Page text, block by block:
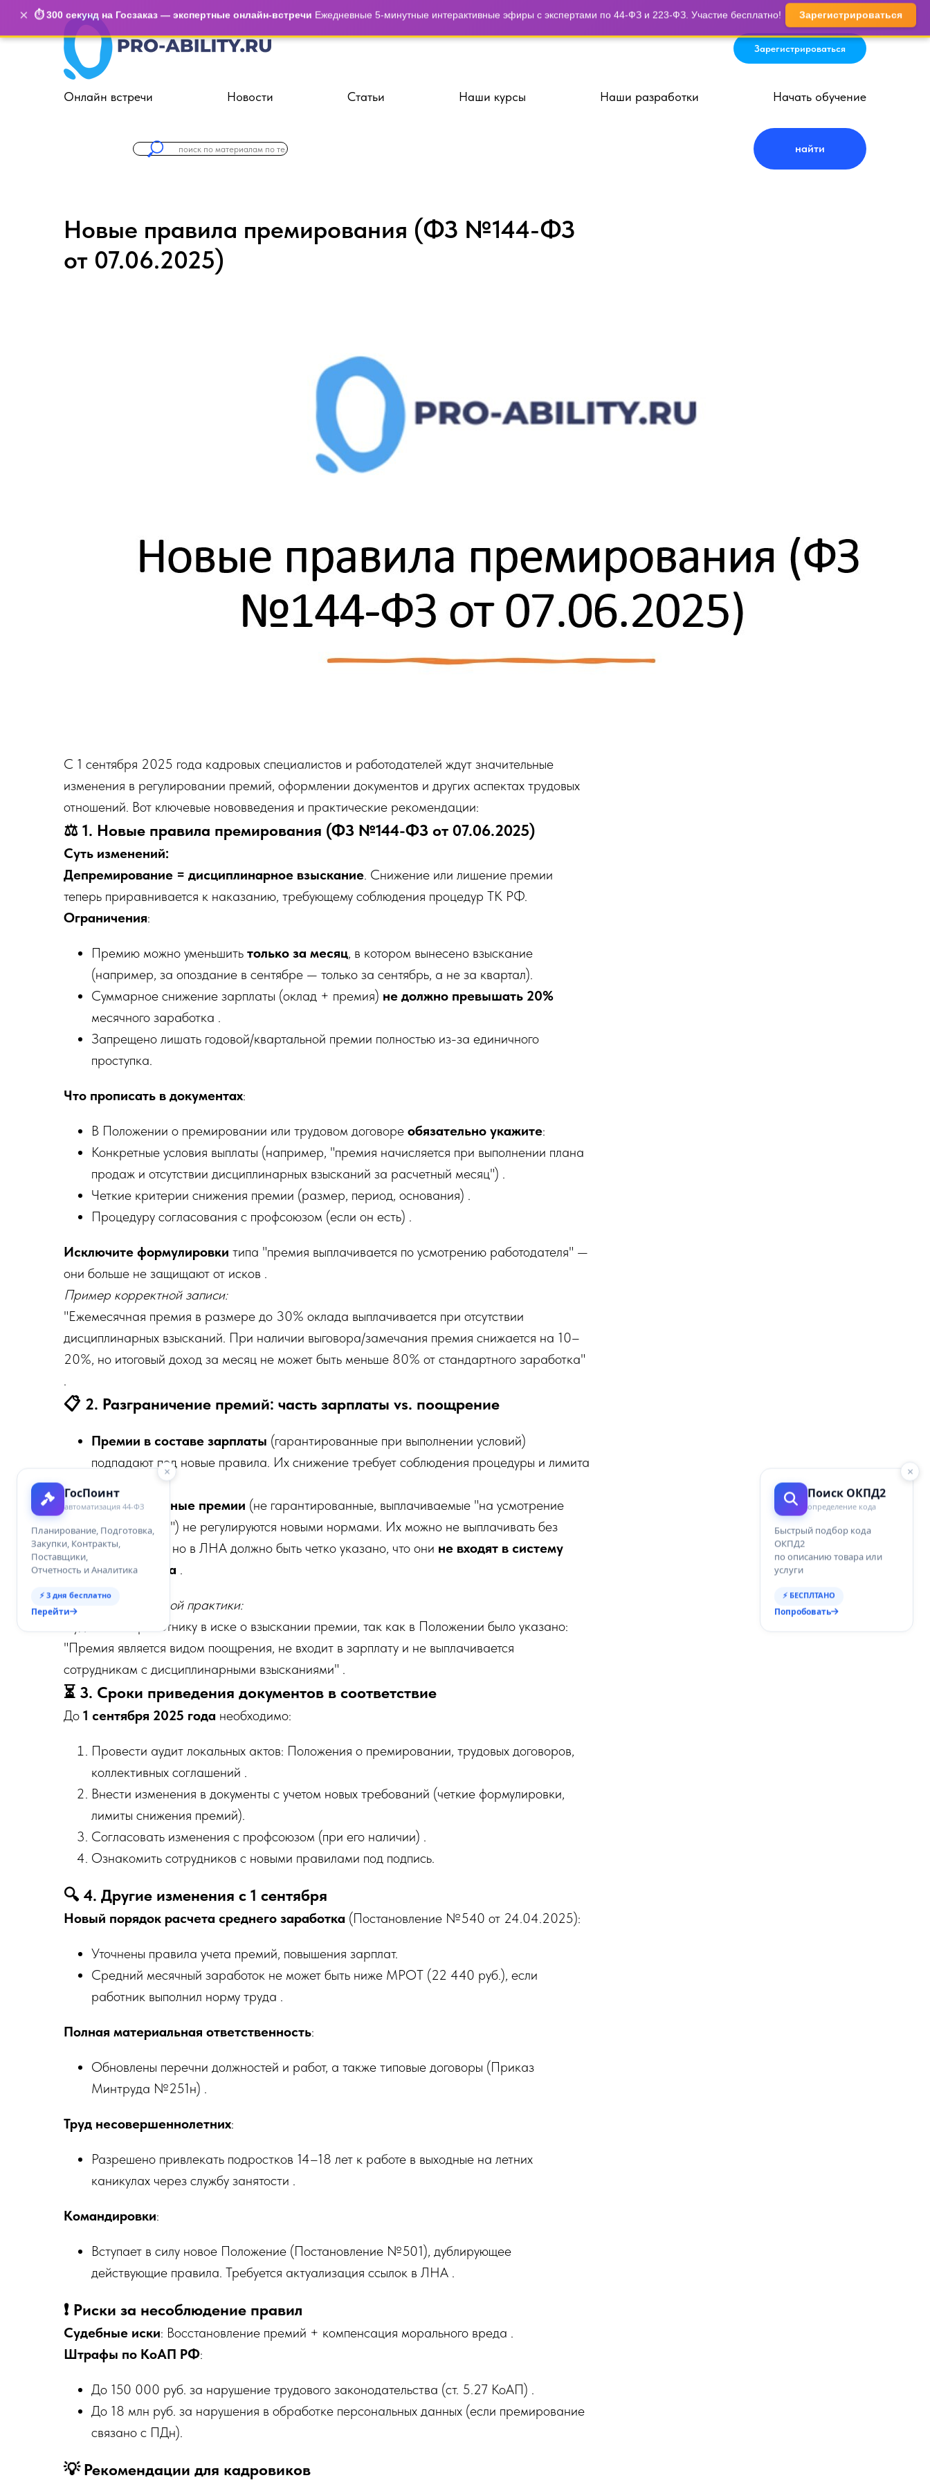
× ⏱️ 300 секунд на Госзаказ — экспертные онлайн-встречи Ежедневные 5-минутные интерактивные эфиры с экспертами по 44-ФЗ и 223-ФЗ. Участие бесплатно! Зарегистрироваться
Зарегистрироваться
Онлайн встречи Новости Статьи Наши курсы Наши разработки Начать обучение
найти
Новые правила премирования (ФЗ №144-ФЗ
от 07.06.2025)
С 1 сентября 2025 года кадровых специалистов и работодателей ждут значительные
изменения в регулировании премий, оформлении документов и других аспектах трудовых
отношений. Вот ключевые нововведения и практические рекомендации:
⚖️ 1. Новые правила премирования (ФЗ №144-ФЗ от 07.06.2025)
Суть изменений:
Депремирование = дисциплинарное взыскание. Снижение или лишение премии
теперь приравнивается к наказанию, требующему соблюдения процедур ТК РФ.
Ограничения:
Премию можно уменьшить только за месяц, в котором вынесено взыскание
(например, за опоздание в сентябре — только за сентябрь, а не за квартал).
Суммарное снижение зарплаты (оклад + премия) не должно превышать 20%
месячного заработка .
Запрещено лишать годовой/квартальной премии полностью из-за единичного
проступка.
Что прописать в документах:
В Положении о премировании или трудовом договоре обязательно укажите:
Конкретные условия выплаты (например, "премия начисляется при выполнении плана
продаж и отсутствии дисциплинарных взысканий за расчетный месяц") .
Четкие критерии снижения премии (размер, период, основания) .
Процедуру согласования с профсоюзом (если он есть) .
Исключите формулировки типа "премия выплачивается по усмотрению работодателя" —
они больше не защищают от исков .
Пример корректной записи:
"Ежемесячная премия в размере до 30% оклада выплачивается при отсутствии
дисциплинарных взысканий. При наличии выговора/замечания премия снижается на 10–
20%, но итоговый доход за месяц не может быть меньше 80% от стандартного заработка"
.
📋 2. Разграничение премий: часть зарплаты vs. поощрение
Премии в составе зарплаты (гарантированные при выполнении условий)
подпадают под новые правила. Их снижение требует соблюдения процедуры и лимита
Поощрительные премии (не гарантированные, выплачиваемые "на усмотрение
работодателя") не регулируются новыми нормами. Их можно не выплачивать без
ограничений, но в ЛНА должно быть четко указано, что они не входят в систему
оплаты труда .
Пример из судебной практики:
Суд отказал работнику в иске о взыскании премии, так как в Положении было указано:
"Премия является видом поощрения, не входит в зарплату и не выплачивается
сотрудникам с дисциплинарными взысканиями" .
⏳ 3. Сроки приведения документов в соответствие
До 1 сентября 2025 года необходимо:
Провести аудит локальных актов: Положения о премировании, трудовых договоров,
коллективных соглашений .
Внести изменения в документы с учетом новых требований (четкие формулировки,
лимиты снижения премий).
Согласовать изменения с профсоюзом (при его наличии) .
Ознакомить сотрудников с новыми правилами под подпись.
🔍 4. Другие изменения с 1 сентября
Новый порядок расчета среднего заработка (Постановление №540 от 24.04.2025):
Уточнены правила учета премий, повышения зарплат.
Средний месячный заработок не может быть ниже МРОТ (22 440 руб.), если
работник выполнил норму труда .
Полная материальная ответственность:
Обновлены перечни должностей и работ, а также типовые договоры (Приказ
Минтруда №251н) .
Труд несовершеннолетних:
Разрешено привлекать подростков 14–18 лет к работе в выходные на летних
каникулах через службу занятости .
Командировки:
Вступает в силу новое Положение (Постановление №501), дублирующее
действующие правила. Требуется актуализация ссылок в ЛНА .
❗ Риски за несоблюдение правил
Судебные иски: Восстановление премий + компенсация морального вреда .
Штрафы по КоАП РФ:
До 150 000 руб. за нарушение трудового законодательства (ст. 5.27 КоАП) .
До 18 млн руб. за нарушения в обработке персональных данных (если премирование
связано с ПДн).
💡 Рекомендации для кадровиков
×
ГосПоинт
автоматизация 44-ФЗ
Планирование, Подготовка,
Закупки, Контракты,
Поставщики,
Отчетность и Аналитика
⚡ 3 дня бесплатно
Перейти
×
Поиск ОКПД2
определение кода
Быстрый подбор кода
ОКПД2
по описанию товара или
услуги
⚡ БЕСПЛТАНО
Попробовать